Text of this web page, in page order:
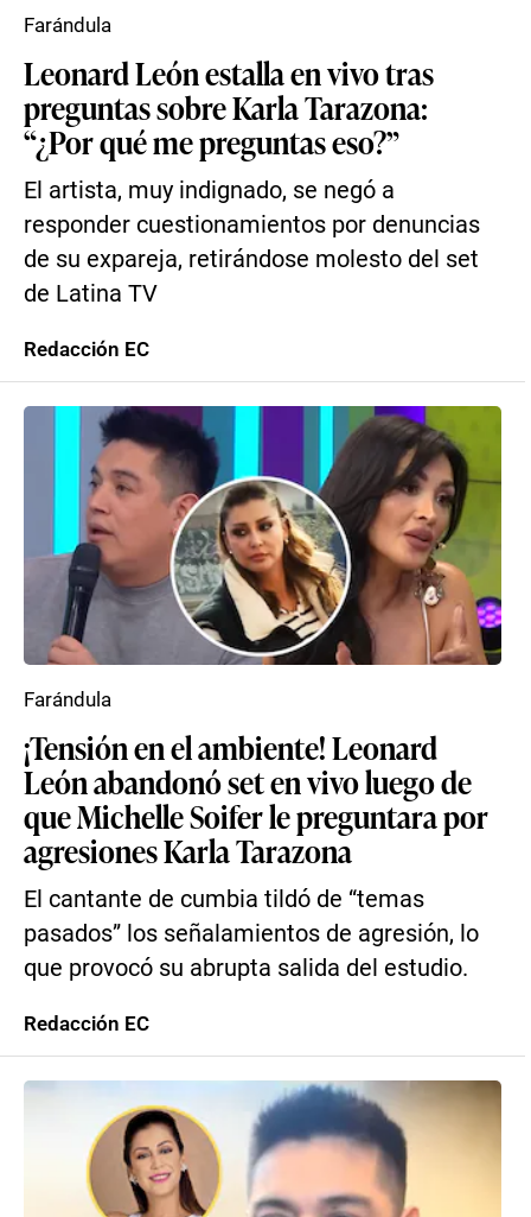
Leonard León estalla en vivo tras
preguntas sobre Karla Tarazona:
“¿Por qué me preguntas eso?”
El artista, muy indignado, se negó a
responder cuestionamientos por denuncias
de su expareja, retirándose molesto del set
de Latina TV
Farándula
Redacción EC
¡Tensión en el ambiente! Leonard
León abandonó set en vivo luego de
que Michelle Soifer le preguntara por
agresiones Karla Tarazona
El cantante de cumbia tildó de “temas
pasados” los señalamientos de agresión, lo
que provocó su abrupta salida del estudio.
Farándula
Redacción EC